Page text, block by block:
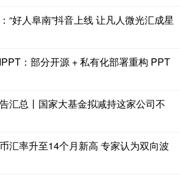
“好人阜南”抖音上线 让凡人微光汇成星
：部分开源 + 私有化部署重构 PPT
汇总丨国家大基金拟减持这家公司不
汇率升至14个月新高 专家认为双向波